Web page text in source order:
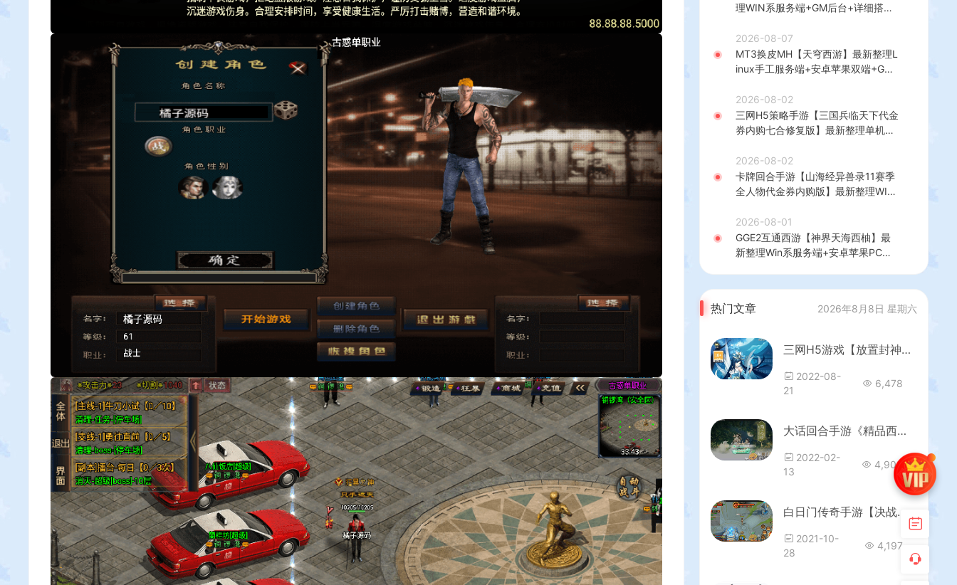
理WIN系服务端+GM后台+详细搭建
2026-08-07
MT3换皮MH【天穹西游】最新整理L
inux手工服务端+安卓苹果双端+GM
教程
2026-08-02
三网H5策略手游【三国兵临天下代金
券内购七合修复版】最新整理单机一
理后台+GM授权后台+简易安卓客户
端+详细搭建教程+视频教程
2026-08-02
卡牌回合手游【山海经异兽录11赛季
全人物代金券内购版】最新整理WIN
+热更修改工具+安卓+详细搭建教程
2026-08-01
GGE2互通西游【神界天海西柚】最
新整理Win系服务端+安卓苹果PC三
热门文章 2026年8月8日 星期六
三网H5游戏【放置封神H5】最新整理Linux手工服务端+GM后台
2022-08-
21
6,478
大话回合手游《精品西游之紫禁之巅修复版》最新整理WIN系服务端+安卓苹果双端+GM后台+详细搭建教程
2022-02-
13
4,906
白日门传奇手游【决战王者峡谷】最新整理Win系服务端+安卓苹果双端+GM后台+切割+光柱+详细搭建教程
2021-10-
28
4,197